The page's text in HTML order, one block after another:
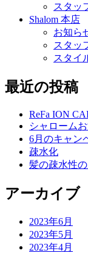
スタッ
Shalom 本店
お知ら
スタッ
スタイ
最近の投稿
ReFa ION
シャローム
6月のキャン
疎水化
髪の疎水性
アーカイブ
2023年6月
2023年5月
2023年4月